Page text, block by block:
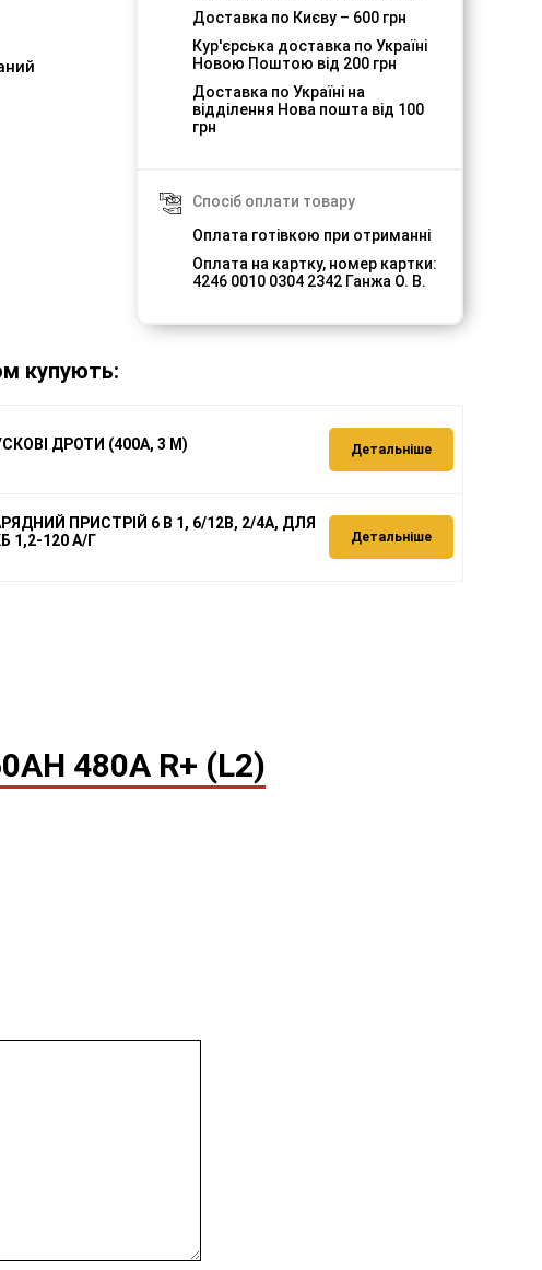
Доставка по Києву – 600 грн
Кур'єрська доставка по Україні
Новою Поштою від 200 грн
Доставка по Україні на
відділення Нова пошта від 100
грн
Спосіб оплати товару
Оплата готівкою при отриманні
Оплата на картку, номер картки:
4246 0010 0304 2342 Ганжа О. В.
купують:
ДРОТИ (400А, 3 М) Детальніше
ПРИСТРІЙ 6 В 1, 6/12В, 2/4А, ДЛЯ
1,2-120 А/Г
Детальніше
480A R+ (L2)